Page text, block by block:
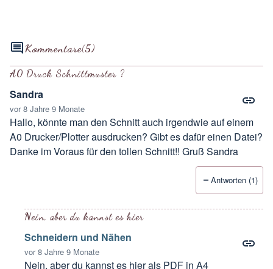
Kommentare(5)
A0 Druck Schnittmuster ?
Sandra
vor 8 Jahre 9 Monate
Hallo, könnte man den Schnitt auch irgendwie auf einem
A0 Drucker/Plotter ausdrucken? Gibt es dafür einen Datei?
Danke im Voraus für den tollen Schnitt!! Gruß Sandra
Antworten (1)
Nein, aber du kannst es hier
Schneidern und Nähen
vor 8 Jahre 9 Monate
Nein, aber du kannst es hier als PDF in A4